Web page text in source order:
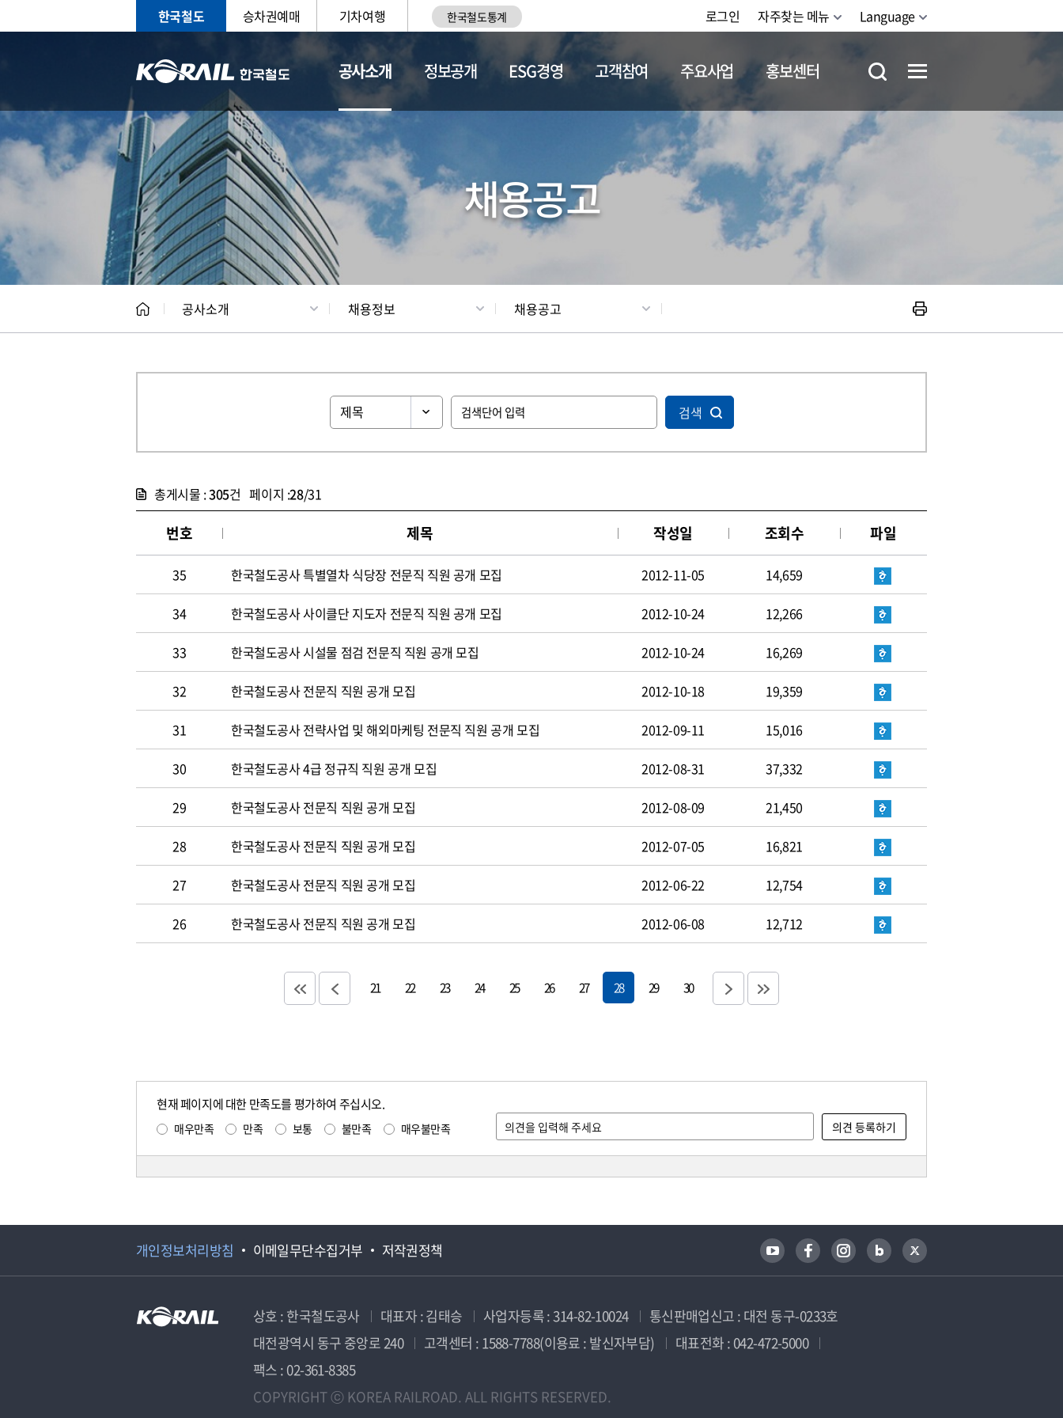
한국철도 승차권예매 기차여행 한국철도통계 로그인 자주찾는 메뉴 Language
공사소개
CEO 일반현황 채용정보
정보공개 ESG경영 고객참여 주요사업 홍보센터
채용공고
공사소개 채용정보 채용공고
검색
총게시물 :305건 페이지 :28/31
번호 제목 작성일 조회수 파일
35 한국철도공사 특별열차 식당장 전문직 직원 공개 모집 2012-11-05 14,659
34 한국철도공사 사이클단 지도자 전문직 직원 공개 모집 2012-10-24 12,266
33 한국철도공사 시설물 점검 전문직 직원 공개 모집 2012-10-24 16,269
32 한국철도공사 전문직 직원 공개 모집 2012-10-18 19,359
31 한국철도공사 전략사업 및 해외마케팅 전문직 직원 공개 모집 2012-09-11 15,016
30 한국철도공사 4급 정규직 직원 공개 모집 2012-08-31 37,332
29 한국철도공사 전문직 직원 공개 모집 2012-08-09 21,450
28 한국철도공사 전문직 직원 공개 모집 2012-07-05 16,821
27 한국철도공사 전문직 직원 공개 모집 2012-06-22 12,754
26 한국철도공사 전문직 직원 공개 모집 2012-06-08 12,712
21 22 23 24 25 26 27 28 29 30
현재 페이지에 대한 만족도를 평가하여 주십시오.
매우만족 만족 보통 불만족 매우불만족
개인정보처리방침 이메일무단수집거부 저작권정책
상호 : 한국철도공사 대표자 : 김태승 사업자등록 : 314-82-10024
통신판매업신고 : 대전 동구-0233호
대전광역시 동구 중앙로 240
고객센터 : 1588-7788(이용료 : 발신자부담)
대표전화 : 042-472-5000
팩스 : 02-361-8385
COPYRIGHT ⓒ KOREA RAILROAD. ALL RIGHTS RESERVED.